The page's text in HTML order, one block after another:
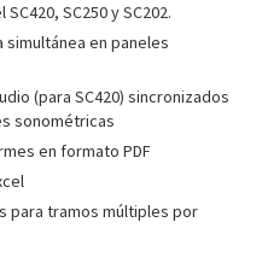
SC250 y SC202.
simultánea en paneles
(para SC420) sincronizados
sonométricas
en formato PDF
para tramos múltiples por